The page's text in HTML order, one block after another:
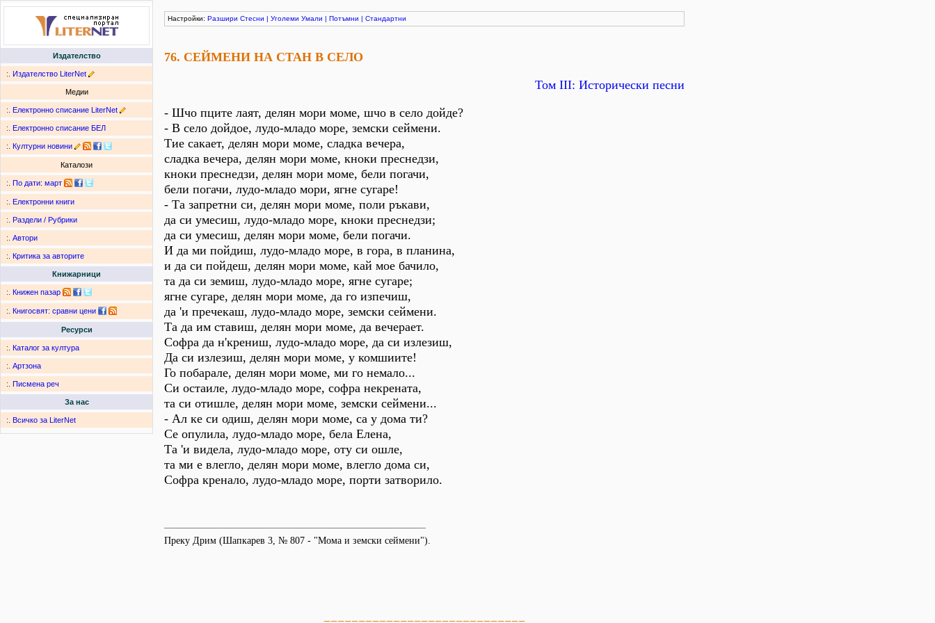
Издателство
:. Издателство LiterNet
Медии
:. Електронно списание LiterNet
:. Електронно списание БЕЛ
:. Културни новини
Каталози
:. По дати: март
:. Електронни книги
:. Раздели / Рубрики
:. Автори
:. Критика за авторите
Книжарници
:. Книжен пазар
:. Книгосвят: сравни цени
Ресурси
:. Каталог за култура
:. Артзона
:. Писмена реч
За нас
:. Всичко за LiterNet
Настройки: Разшири Стесни | Уголеми Умали | Потъмни | Стандартни
76. СЕЙМЕНИ НА СТАН В СЕЛО
Том ІІІ: Исторически песни
- Шчо пците лаят, делян мори моме, шчо в село дойде?
- В село дойдое, лудо-младо море, земски сеймени.
Тие сакает, делян мори моме, сладка вечера,
сладка вечера, делян мори моме, кноки преснедзи,
кноки преснедзи, делян мори моме, бели погачи,
бели погачи, лудо-младо мори, ягне сугаре!
- Та запретни си, делян мори моме, поли ръкави,
да си умесиш, лудо-младо море, кноки преснедзи;
да си умесиш, делян мори моме, бели погачи.
И да ми пойдиш, лудо-младо море, в гора, в планина,
и да си пойдеш, делян мори моме, кай мое бачило,
та да си земиш, лудо-младо море, ягне сугаре;
ягне сугаре, делян мори моме, да го изпечиш,
да 'и пречекаш, лудо-младо море, земски сеймени.
Та да им ставиш, делян мори моме, да вечерает.
Софра да н'крениш, лудо-младо море, да си излезиш,
Да си излезиш, делян мори моме, у комшиите!
Го побарале, делян мори моме, ми го немало...
Си остаиле, лудо-младо море, софра некрената,
та си отишле, делян мори моме, земски сеймени...
- Ал ке си одиш, делян мори моме, са у дома ти?
Се опулила, лудо-младо море, бела Елена,
Та 'и видела, лудо-младо море, оту си ошле,
та ми е влегло, делян мори моме, влегло дома си,
Софра кренало, лудо-младо море, порти затворило.
Преку Дрим (Шапкарев 3, № 807 - "Мома и земски сеймени").